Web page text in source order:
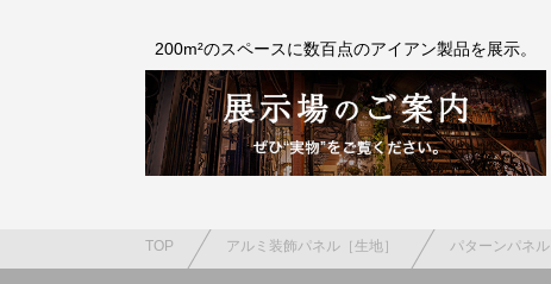
200m²のスペースに数百点のアイアン製品を展示。
TOP アルミ装飾パネル［生地］ パターンパネル